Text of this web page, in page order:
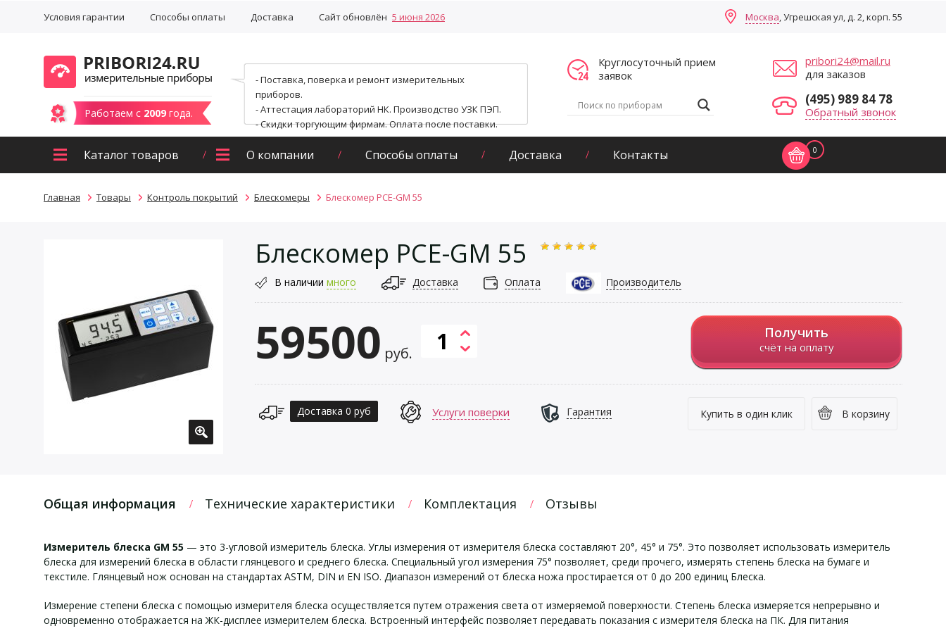
Условия гарантии Способы оплаты Доставка Сайт обновлён 5 июня 2026 Москва, Угрешская ул, д. 2, корп. 55
Работаем с 2009 года.
- Поставка, поверка и ремонт измерительных
приборов.
- Аттестация лабораторий НК. Производство УЗК ПЭП.
- Скидки торгующим фирмам. Оплата после поставки.
Круглосуточный прием
заявок
pribori24@mail.ru
для заказов
(495) 989 84 78
Обратный звонок
Каталог товаров О компании Способы оплаты Доставка Контакты 0
Главная Товары Контроль покрытий Блескомеры Блескомер PCE-GM 55
Блескомер PCE-GM 55
В наличии много Доставка Оплата Производитель
59500 руб.
Получить
счёт на оплату
В корзину
Купить в один клик
Доставка 0 руб Услуги поверки Гарантия
Общая информация Технические характеристики Комплектация Отзывы
Измеритель блеска GM 55 — это 3-угловой измеритель блеска. Углы измерения от измерителя блеска составляют 20°, 45° и 75°. Это позволяет использовать измеритель
блеска для измерений блеска в области глянцевого и среднего блеска. Специальный угол измерения 75° позволяет, среди прочего, измерять степень блеска на бумаге и
текстиле. Глянцевый нож основан на стандартах ASTM, DIN и EN ISO. Диапазон измерений от блеска ножа простирается от 0 до 200 единиц Блеска.
Измерение степени блеска с помощью измерителя блеска осуществляется путем отражения света от измеряемой поверхности. Степень блеска измеряется непрерывно и
одновременно отображается на ЖК-дисплее измерителем блеска. Встроенный интерфейс позволяет передавать показания с измерителя блеска на ПК. Для питания